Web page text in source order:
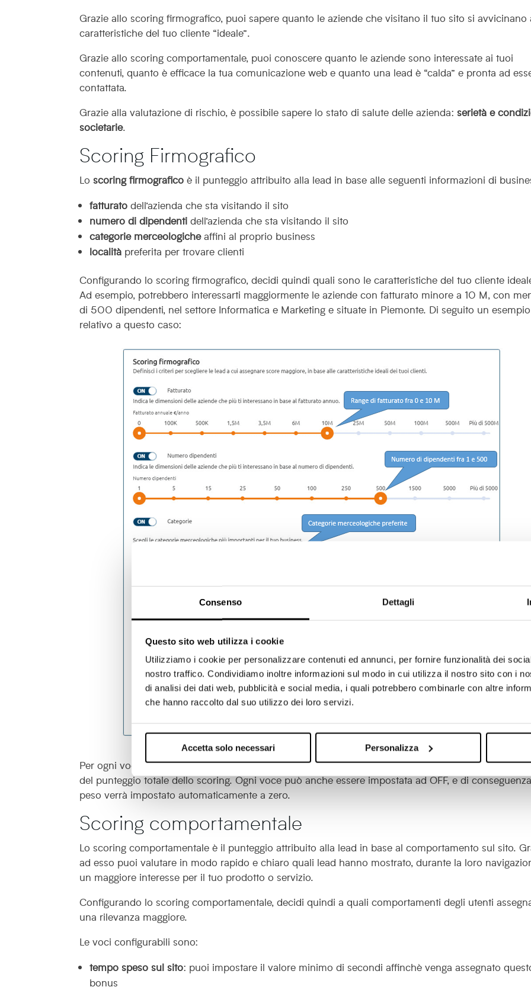
Consenso Dettagli
Questo sito web utilizza i cookie
Utilizziamo i cookie per personalizzare contenuti ed annunci, per fornire funzionalità dei
nostro traffico. Condividiamo inoltre informazioni sul modo in cui utilizza il nostro sito con i
di analisi dei dati web, pubblicità e social media, i quali potrebbero combinarle con altre
che hanno raccolto dal suo utilizzo dei loro servizi.
Accetta solo necessari Personalizza
Grazie allo scoring firmografico, puoi sapere quanto le aziende che visitano il tuo sito si avvicinano
caratteristiche del tuo cliente “ideale”.
Grazie allo scoring comportamentale, puoi conoscere quanto le aziende sono interessate ai tuoi
contenuti, quanto è efficace la tua comunicazione web e quanto una lead è “calda” e pronta ad
contattata.
Grazie alla valutazione di rischio, è possibile sapere lo stato di salute delle azienda:serietà e
societarie.
Scoring Firmografico
Loscoring firmografico è il punteggio attribuito alla lead in base alle seguenti informazioni di
fatturato dell’azienda che sta visitando il sito
numero di dipendenti dell’azienda che sta visitando il sito
categorie merceologicheaffini al proprio business
località preferita per trovare clienti
Configurando lo scoring firmografico, decidi quindi quali sono le caratteristiche del tuo cliente
Ad esempio, potrebbero interessarti maggiormente le aziende con fatturato minore a 10 M, con
di 500 dipendenti, nel settore Informatica e Marketing e situate in Piemonte. Di seguito un esempio
relativo a questo caso:
Scoring firmografico: un esempio di configurazione
Per ogni voce, è possibile assegnare una percentuale che indica il “peso” che ognuna avrà nel
del punteggio totale dello scoring. Ogni voce può anche essere impostata ad OFF, e di
peso verrà impostato automaticamente a zero.
Scoring comportamentale
Lo scoring comportamentale è il punteggio attribuito alla lead in base al comportamento sul sito.
ad esso puoi valutare in modo rapido e chiaro quali lead hanno mostrato, durante la loro
un maggiore interesse per il tuo prodotto o servizio.
Configurando lo scoring comportamentale, decidi quindi a quali comportamenti degli utenti
una rilevanza maggiore.
Le voci configurabili sono:
tempo speso sul sito: puoi impostare il valore minimo di secondi affinchè venga assegnato
bonus